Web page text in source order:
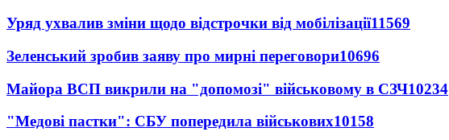
Уряд ухвалив зміни щодо відстрочки від мобілізації11569
Зеленський зробив заяву про мирні переговори10696
Майора ВСП викрили на "допомозі" військовому в СЗЧ10234
"Медові пастки": СБУ попередила військових10158